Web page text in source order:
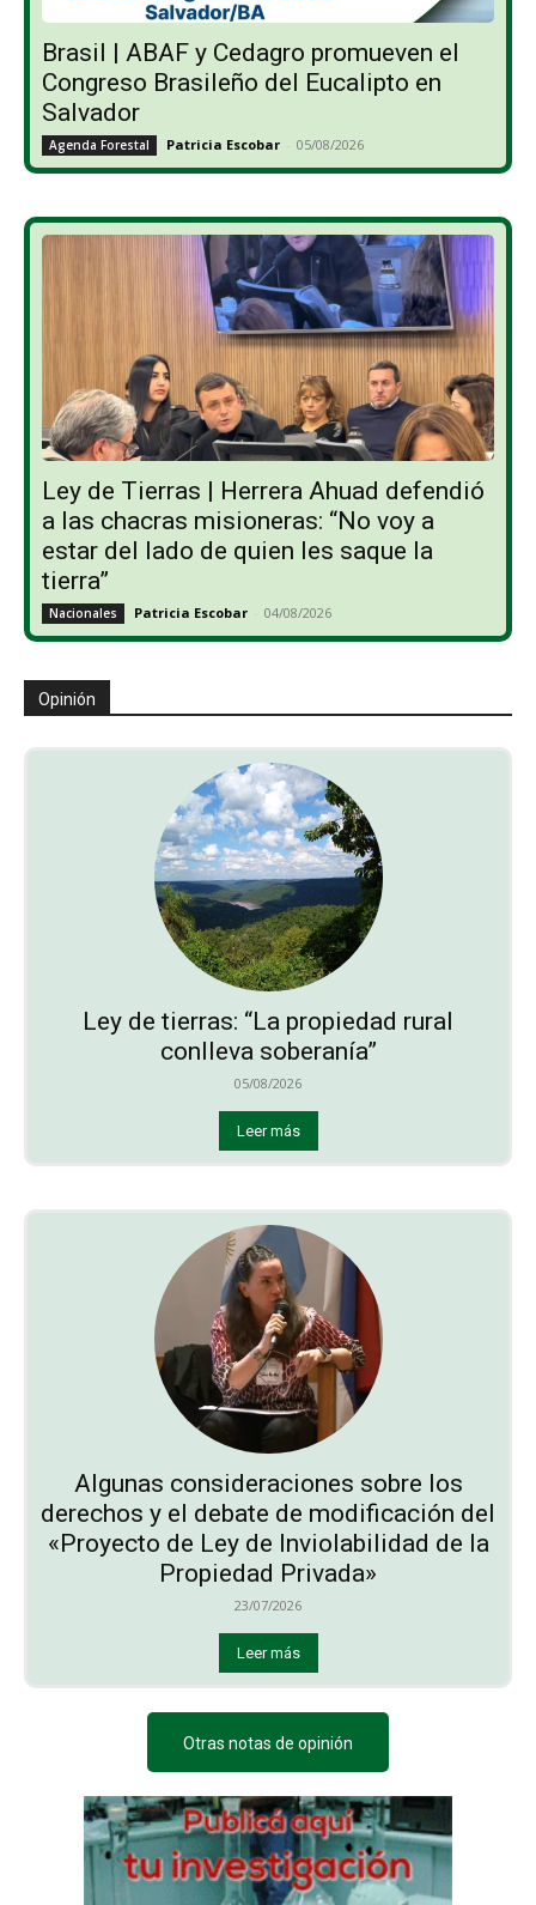
Brasil | ABAF y Cedagro promueven el
Congreso Brasileño del Eucalipto en
Salvador
Agenda Forestal Patricia Escobar - 05/08/2026
Ley de Tierras | Herrera Ahuad defendió
a las chacras misioneras: “No voy a
estar del lado de quien les saque la
tierra”
Nacionales Patricia Escobar - 04/08/2026
Opinión
Ley de tierras: “La propiedad rural
conlleva soberanía”
05/08/2026
Leer más
Algunas consideraciones sobre los
derechos y el debate de modificación del
«Proyecto de Ley de Inviolabilidad de la
Propiedad Privada»
23/07/2026
Leer más
Otras notas de opinión